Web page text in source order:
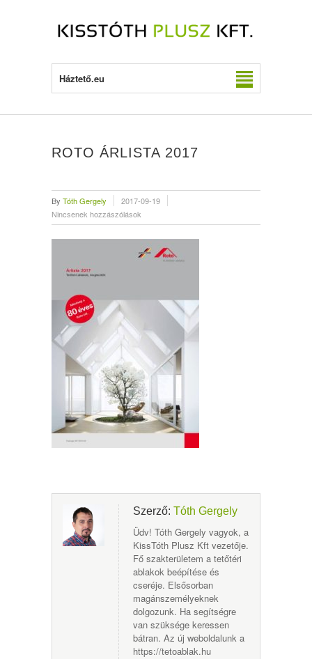
Háztető.eu
ROTO ÁRLISTA 2017
By Tóth Gergely
2017-09-19
Nincsenek hozzászólások
Szerző: Tóth Gergely
Üdv! Tóth Gergely vagyok, a
KissTóth Plusz Kft vezetője.
Fő szakterületem a tetőtéri
ablakok beépítése és
cseréje. Elsősorban
magánszemélyeknek
dolgozunk. Ha segítségre
van szüksége keressen
bátran. Az új weboldalunk a
https://tetoablak.hu